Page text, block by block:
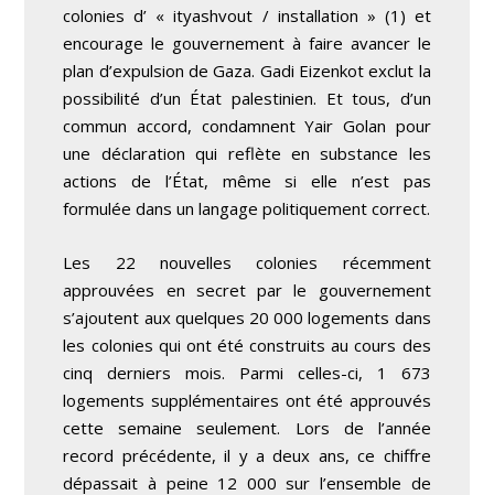
colonies d’ « ityashvout / installation » (1) et
encourage le gouvernement à faire avancer le
plan d’expulsion de Gaza. Gadi Eizenkot exclut la
possibilité d’un État palestinien. Et tous, d’un
commun accord, condamnent Yair Golan pour
une déclaration qui reflète en substance les
actions de l’État, même si elle n’est pas
formulée dans un langage politiquement correct.
Les 22 nouvelles colonies récemment
approuvées en secret par le gouvernement
s’ajoutent aux quelques 20 000 logements dans
les colonies qui ont été construits au cours des
cinq derniers mois. Parmi celles-ci, 1 673
logements supplémentaires ont été approuvés
cette semaine seulement. Lors de l’année
record précédente, il y a deux ans, ce chiffre
dépassait à peine 12 000 sur l’ensemble de